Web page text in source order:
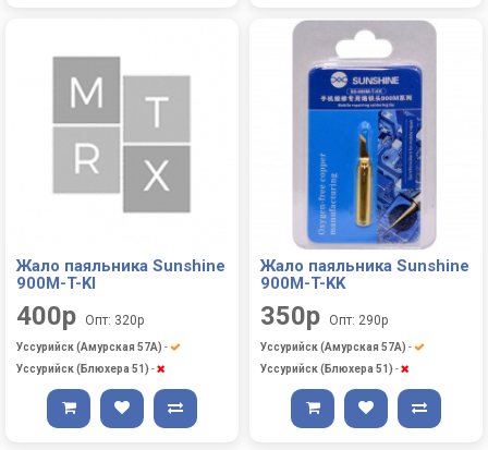
Жало паяльника Sunshine
900M-T-KI
400р Опт: 320р
Уссурийск (Амурская 57А) -
Уссурийск (Блюхера 51) -
Жало паяльника Sunshine
900M-T-KK
350р Опт: 290р
Уссурийск (Амурская 57А) -
Уссурийск (Блюхера 51) -